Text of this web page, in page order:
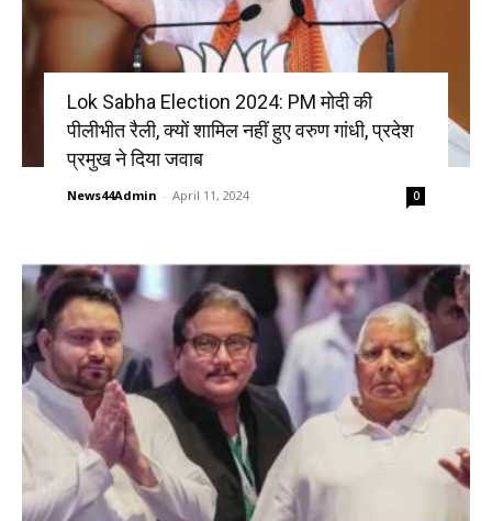
Lok Sabha Election 2024: PM मोदी की
पीलीभीत रैली, क्यों शामिल नहीं हुए वरुण गांधी, प्रदेश
प्रमुख ने दिया जवाब
News44Admin - April 11, 2024 0